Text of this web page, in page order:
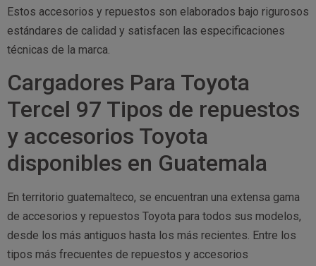
Estos accesorios y repuestos son elaborados bajo rigurosos
estándares de calidad y satisfacen las especificaciones
técnicas de la marca.
Cargadores Para Toyota
Tercel 97 Tipos de repuestos
y accesorios Toyota
disponibles en Guatemala
En territorio guatemalteco, se encuentran una extensa gama
de accesorios y repuestos Toyota para todos sus modelos,
desde los más antiguos hasta los más recientes. Entre los
tipos más frecuentes de repuestos y accesorios